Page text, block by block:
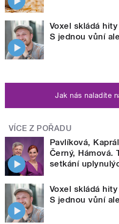
Voxel skládá
S jednou vůní
Jak nás naladíte
VÍCE Z POŘADU
Pavlíková,
Černý, Hámová.
setkání
Voxel skládá
S jednou vůní